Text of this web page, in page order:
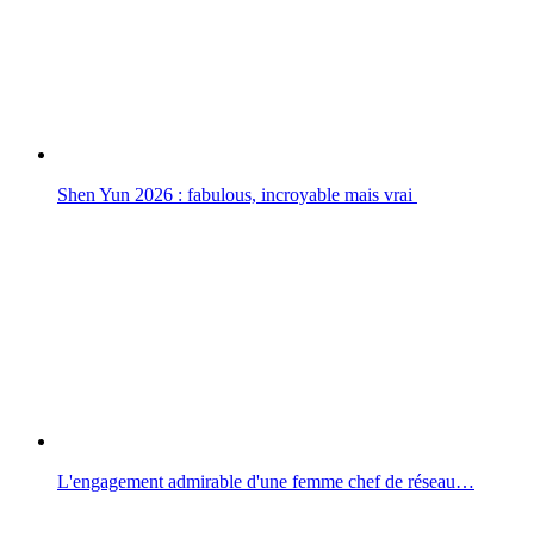
Shen Yun 2026 : fabulous, incroyable mais vrai
L'engagement admirable d'une femme chef de réseau…